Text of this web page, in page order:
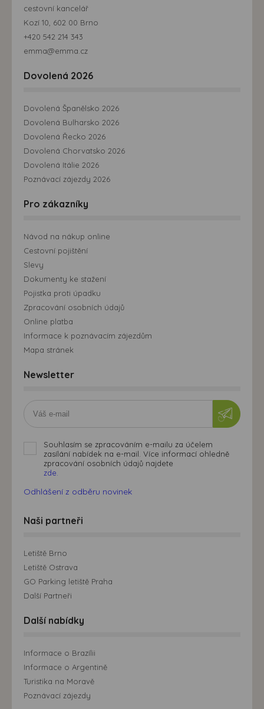
cestovní kancelář
Kozí 10, 602 00 Brno
+420 542 214 343
emma@emma.cz
Dovolená 2026
Dovolená Španělsko 2026
Dovolená Bulharsko 2026
Dovolená Řecko 2026
Dovolená Chorvatsko 2026
Dovolená Itálie 2026
Poznávací zájezdy 2026
Pro zákazníky
Návod na nákup online
Cestovní pojištění
Slevy
Dokumenty ke stažení
Pojistka proti úpadku
Zpracování osobních údajů
Online platba
Informace k poznávacím zájezdům
Mapa stránek
Newsletter
Souhlasím se zpracováním e-mailu za účelem
zasílání nabídek na e-mail. Více informací ohledně
zpracování osobních údajů najdete
zde.
Odhlášení z odběru novinek
Naši partneři
Letiště Brno
Letiště Ostrava
GO Parking letiště Praha
Další Partneři
Další nabídky
Informace o Brazílii
Informace o Argentině
Turistika na Moravě
Poznávací zájezdy